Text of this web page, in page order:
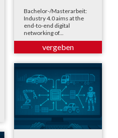
Bachelor-/Masterarbeit:
Industry 4.0 aims at the
end-to-end digital
networking of...